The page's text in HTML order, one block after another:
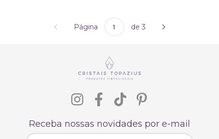
Página de 3
Receba nossas novidades por e-mail